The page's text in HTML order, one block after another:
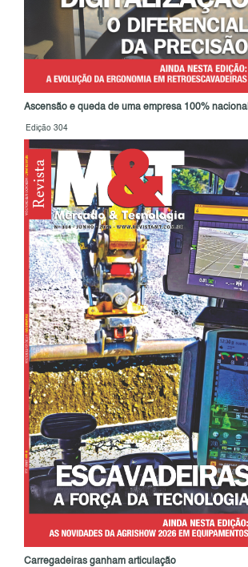
Ascensão e queda de uma empresa 100% nacional
Edição 304
Carregadeiras ganham articulação